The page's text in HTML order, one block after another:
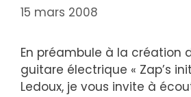
15 mars 2008
En préambule à la création
guitare électrique « Zap’s
Ledoux, je vous invite à